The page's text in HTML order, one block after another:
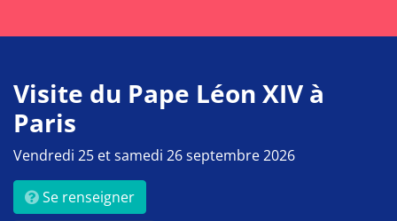
Visite du Pape Léon XIV à
Paris
Vendredi 25 et samedi 26 septembre 2026
Se renseigner